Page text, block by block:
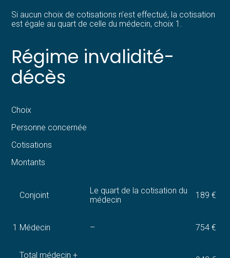
Si aucun choix de cotisations n’est effectué, la cotisation
est égale au quart de celle du médecin, choix 1.
Régime invalidité-
décès
Choix
Personne concernée
Cotisations
Montants
1
Conjoint
Le quart de la cotisation du
médecin
189 €
Médecin – 754 €
Total médecin +